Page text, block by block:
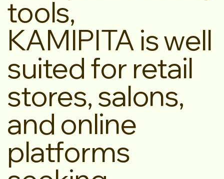
tools,
KAMIPITA is well
suited for retail
stores, salons,
and online
platforms